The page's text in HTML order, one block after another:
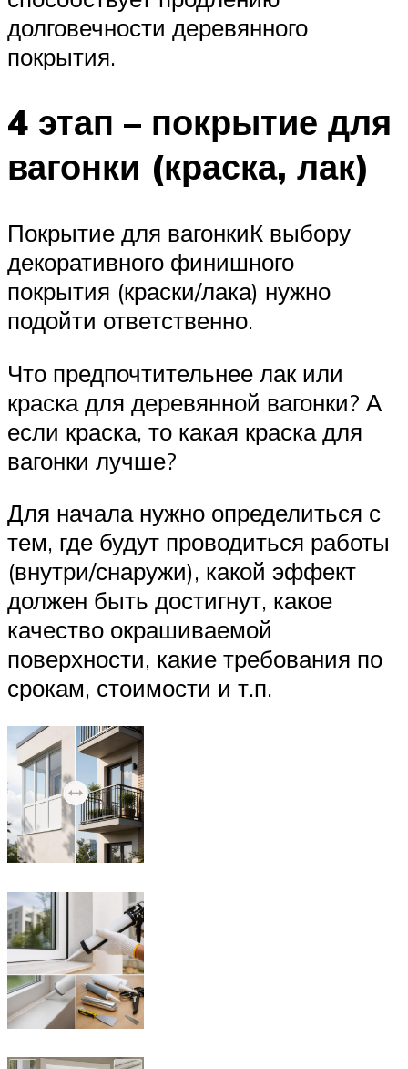
долговечности деревянного
покрытия.
4 этап – покрытие для
вагонки (краска, лак)
Покрытие для вагонкиК выбору
декоративного финишного
покрытия (краски/лака) нужно
подойти ответственно.
Что предпочтительнее лак или
краска для деревянной вагонки? А
если краска, то какая краска для
вагонки лучше?
Для начала нужно определиться с
тем, где будут проводиться работы
(внутри/снаружи), какой эффект
должен быть достигнут, какое
качество окрашиваемой
поверхности, какие требования по
срокам, стоимости и т.п.